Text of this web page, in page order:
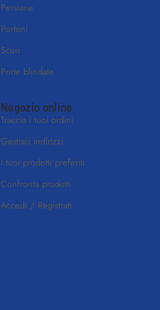
Persiane
Portoni
Scuri
Porte blindate
Negozio online
Traccia i tuoi ordini
Gestisci indirizzi
I tuoi prodotti preferiti
Confronta prodotti
Accedi / Registrati